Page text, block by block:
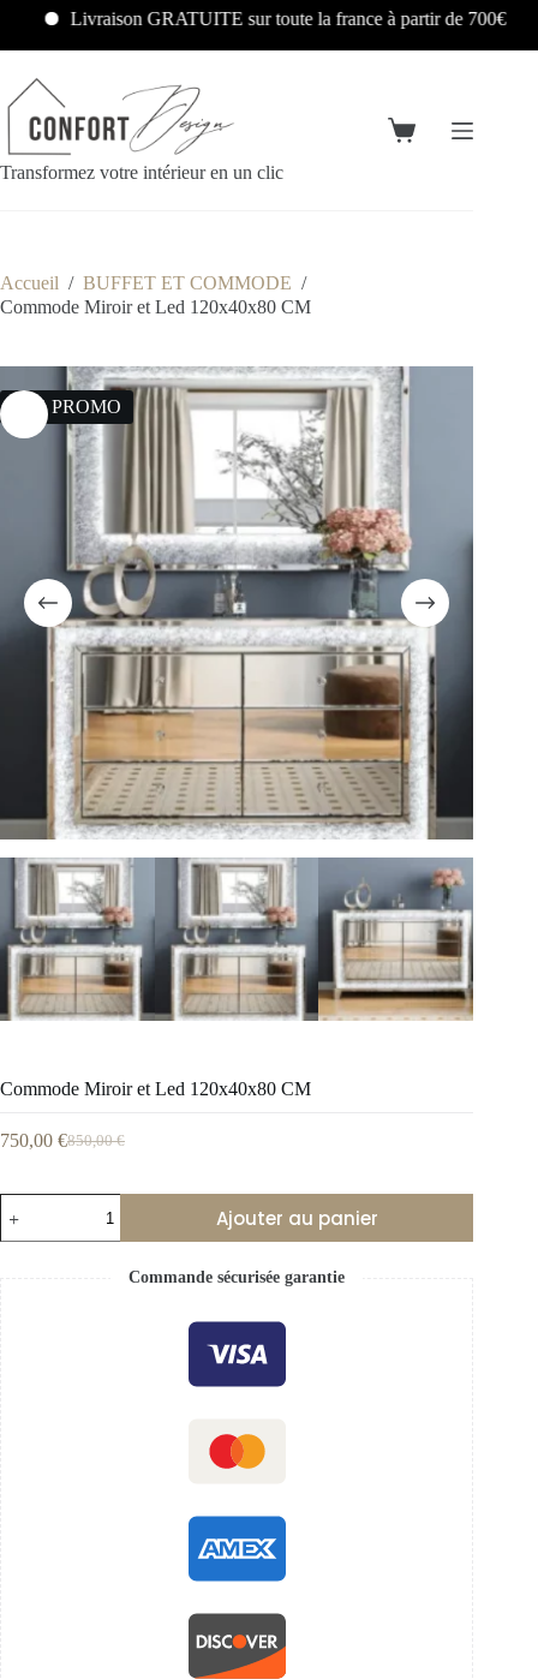
Livraison GRATUITE sur toute la france à partir de 700€
Transformez votre intérieur en un clic
Accueil / BUFFET ET COMMODE /
Commode Miroir et Led 120x40x80 CM
12% PROMO
Commode Miroir et Led 120x40x80 CM
850,00€
750,00 €
Ajouter au panier
Commande sécurisée garantie